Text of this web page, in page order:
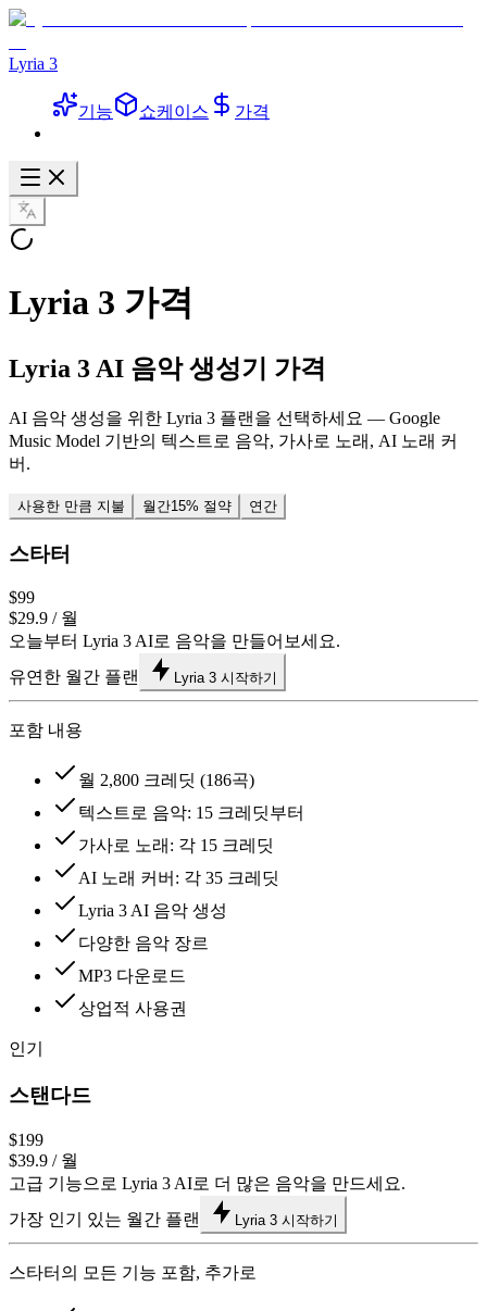
Lyria 3
기능 쇼케이스 가격
Lyria 3 가격
Lyria 3 AI 음악 생성기 가격
AI 음악 생성을 위한 Lyria 3 플랜을 선택하세요 — Google
Music Model 기반의 텍스트로 음악, 가사로 노래, AI 노래 커
버.
사용한 만큼 지불 월간15% 절약 연간
스타터
$99
$29.9 / 월
오늘부터 Lyria 3 AI로 음악을 만들어보세요.
유연한 월간 플랜
Lyria 3 시작하기
포함 내용
월 2,800 크레딧 (186곡)
텍스트로 음악: 15 크레딧부터
가사로 노래: 각 15 크레딧
AI 노래 커버: 각 35 크레딧
Lyria 3 AI 음악 생성
다양한 음악 장르
MP3 다운로드
상업적 사용권
인기
스탠다드
$199
$39.9 / 월
고급 기능으로 Lyria 3 AI로 더 많은 음악을 만드세요.
가장 인기 있는 월간 플랜
Lyria 3 시작하기
스타터의 모든 기능 포함, 추가로